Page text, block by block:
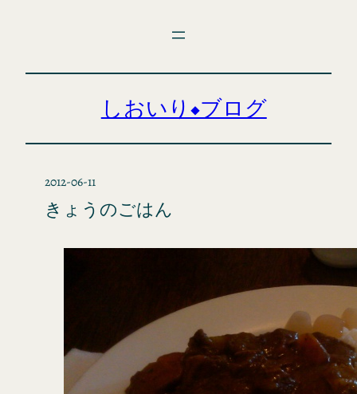
しおいり◆ブログ
2012-06-11
きょうのごはん